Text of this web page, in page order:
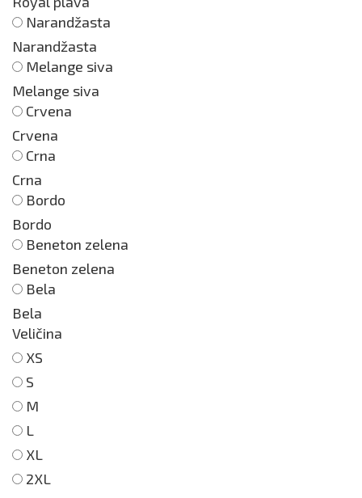
Narandžasta
Narandžasta
Melange siva
Melange siva
Crvena
Crvena
Crna
Crna
Bordo
Bordo
Beneton zelena
Beneton zelena
Bela
Bela
Veličina
XS
S
M
L
XL
2XL